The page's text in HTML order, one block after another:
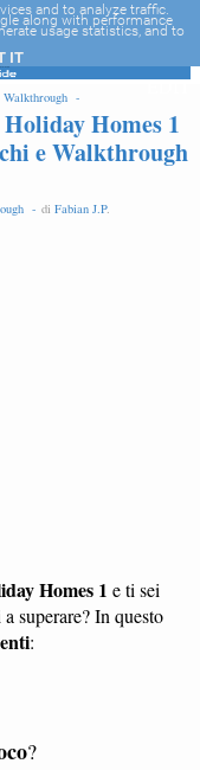
Walkthrough -
Homes 1
e Walkthrough
- di Fabian J.P.
Homes 1 e ti sei
superare? In questo
:
?
EDIT
and to analyze traffic.
along with performance
usage statistics, and to
IT